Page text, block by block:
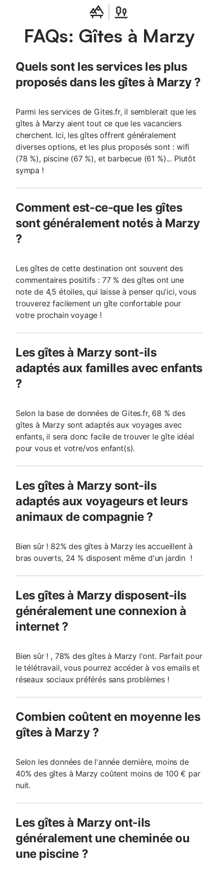
FAQs: Gîtes à Marzy
Quels sont les services les plus
proposés dans les gîtes à Marzy ?
Parmi les services de Gites.fr, il semblerait que les
gîtes à Marzy aient tout ce que les vacanciers
cherchent. Ici, les gîtes offrent généralement
diverses options, et les plus proposés sont : wifi
(78 %), piscine (67 %), et barbecue (61 %)... Plutôt
sympa !
Comment est-ce-que les gîtes
sont généralement notés à Marzy
?
Les gîtes de cette destination ont souvent des
commentaires positifs : 77 % des gîtes ont une
note de 4,5 étoiles, qui laisse à penser qu'ici, vous
trouverez facilement un gîte confortable pour
votre prochain voyage !
Les gîtes à Marzy sont-ils
adaptés aux familles avec enfants
?
Selon la base de données de Gites.fr, 68 % des
gîtes à Marzy sont adaptés aux voyages avec
enfants, il sera donc facile de trouver le gîte idéal
pour vous et votre/vos enfant(s).
Les gîtes à Marzy sont-ils
adaptés aux voyageurs et leurs
animaux de compagnie ?
Bien sûr ! 82% des gîtes à Marzy les accueillent à
bras ouverts, 24 % disposent même d'un jardin !
Les gîtes à Marzy disposent-ils
généralement une connexion à
internet ?
Bien sûr ! , 78% des gîtes à Marzy l'ont. Parfait pour
le télétravail, vous pourrez accéder à vos emails et
réseaux sociaux préférés sans problèmes !
Combien coûtent en moyenne les
gîtes à Marzy ?
Selon les données de l'année dernière, moins de
40% des gîtes à Marzy coûtent moins de 100 € par
nuit.
Les gîtes à Marzy ont-ils
généralement une cheminée ou
une piscine ?